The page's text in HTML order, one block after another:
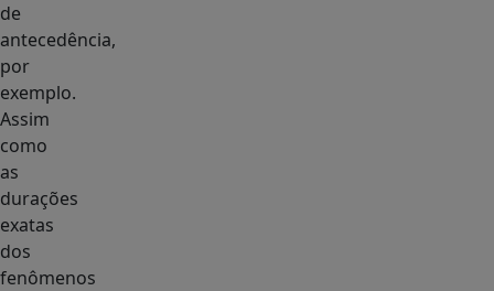
de
antecedência,
por
exemplo.
Assim
como
as
durações
exatas
dos
fenômenos